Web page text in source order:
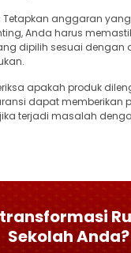
Tetapkan anggaran yang
Anda harus
dipilih sesuai dengan
apakah produk
dapat memberikan
terjadi masalah
Sekolah Anda?